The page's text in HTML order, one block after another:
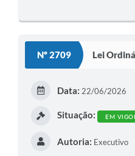
Nº 2709 Lei
Data: 22/06/2026
Situação: EM
Autoria: Executivo